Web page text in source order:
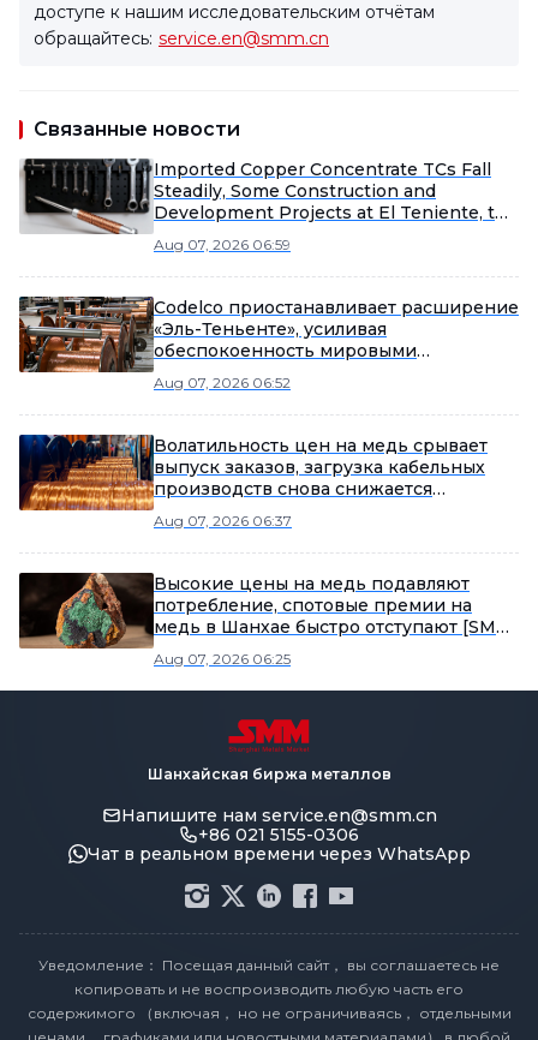
доступе к нашим исследовательским отчётам
обращайтесь: service.en@smm.cn
Связанные новости
Imported Copper Concentrate TCs Fall
Steadily, Some Construction and
Development Projects at El Teniente, the
Mine, Suspended [SMM Spot Copper
Concentrate Weekly Review]
Aug 07, 2026 06:59
Codelco приостанавливает расширение
«Эль-Теньенте», усиливая
обеспокоенность мировыми
Aug 07, 2026 06:52
Волатильность цен на медь срывает
выпуск заказов, загрузка кабельных
производств снова снижается
и кабелей SMM]
Aug 07, 2026 06:37
Высокие цены на медь подавляют
потребление, спотовые премии на
медь в Шанхае быстро отступают [SMM
спотового рынка меди]
Aug 07, 2026 06:25
Шанхайская биржа металлов
Напишите нам service.en@smm.cn
+86 021 5155-0306
Чат в реальном времени через WhatsApp
Уведомление： Посещая данный сайт， вы соглашаетесь не
копировать и не воспроизводить любую часть его
содержимого （включая， но не ограничиваясь， отдельными